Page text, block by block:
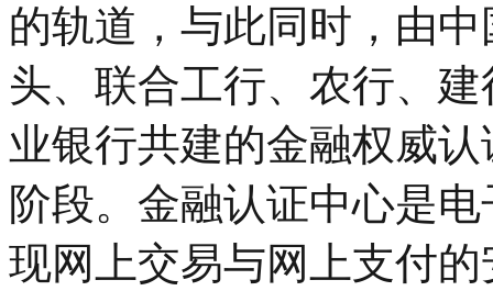
的轨道，与此同时，由
头、联合工行、农行、
业银行共建的金融权威
阶段。金融认证中心是
现网上交易与网上支付